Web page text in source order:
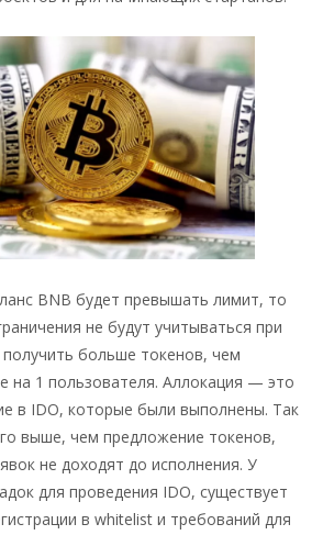
BNB будет превышать лимит, то
не будут учитываться при
получить больше токенов, чем
на 1 пользователя. Аллокация — это
в IDO, которые были выполнены. Так
выше, чем предложение токенов,
не доходят до исполнения. У
для проведения IDO, существует
в whitelist и требований для